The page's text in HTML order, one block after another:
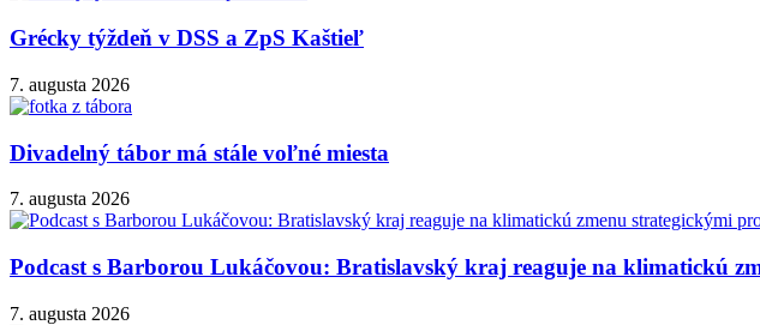
Grécky týždeň v DSS a ZpS Kaštieľ
7. augusta 2026
Divadelný tábor má stále voľné miesta
7. augusta 2026
Podcast s Barborou Lukáčovou: Bratislavský kraj reaguje na klimatickú
7. augusta 2026